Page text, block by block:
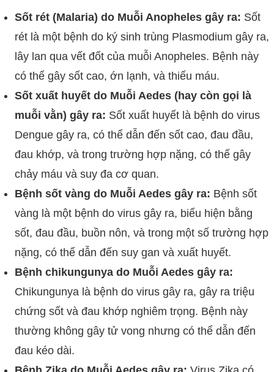
Sốt rét (Malaria) do Muỗi Anopheles gây ra: Sốt
rét là một bệnh do ký sinh trùng Plasmodium gây ra,
lây lan qua vết đốt của muỗi Anopheles. Bệnh này
có thể gây sốt cao, ớn lạnh, và thiếu máu.
Sốt xuất huyết do Muỗi Aedes (hay còn gọi là
muỗi vằn) gây ra: Sốt xuất huyết là bệnh do virus
Dengue gây ra, có thể dẫn đến sốt cao, đau đầu,
đau khớp, và trong trường hợp nặng, có thể gây
chảy máu và suy đa cơ quan.
Bệnh sốt vàng do Muỗi Aedes gây ra: Bệnh sốt
vàng là một bệnh do virus gây ra, biểu hiện bằng
sốt, đau đầu, buồn nôn, và trong một số trường hợp
nặng, có thể dẫn đến suy gan và xuất huyết.
Bệnh chikungunya do Muỗi Aedes gây ra:
Chikungunya là bệnh do virus gây ra, gây ra triệu
chứng sốt và đau khớp nghiêm trọng. Bệnh này
thường không gây tử vong nhưng có thể dẫn đến
đau kéo dài.